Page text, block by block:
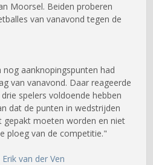
Moorsel. Beiden proberen
van vanavond tegen de
aanknopingspunten had
van vanavond. Daar reageerde
spelers voldoende hebben
dat de punten in wedstrijden
gepakt moeten worden en niet
ploeg van de competitie."
van der Ven